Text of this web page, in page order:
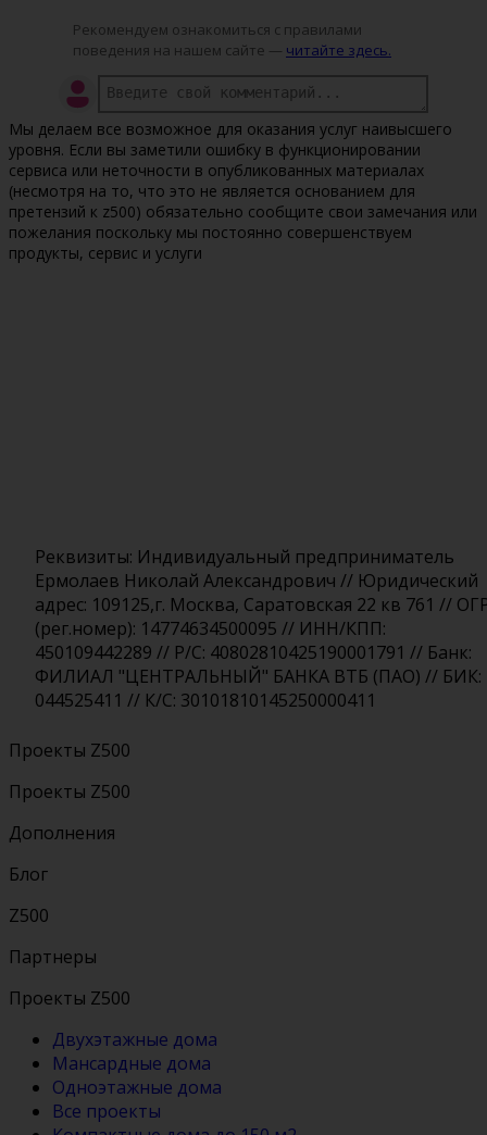
Рекомендуем ознакомиться с правилами
поведения на нашем сайте — читайте здесь.
Мы делаем все возможное для оказания услуг наивысшего
уровня. Если вы заметили ошибку в функционировании
сервиса или неточности в опубликованных материалах
(несмотря на то, что это не является основанием для
претензий к z500) обязательно сообщите свои замечания или
пожелания поскольку мы постоянно совершенствуем
продукты, сервис и услуги
Реквизиты: Индивидуальный предприниматель
Ермолаев Николай Александрович // Юридический
адрес: 109125,г. Москва, Саратовская 22 кв 761 //
(рег.номер): 14774634500095 // ИНН/КПП:
450109442289 // Р/С: 40802810425190001791 // Банк:
ФИЛИАЛ "ЦЕНТРАЛЬНЫЙ" БАНКА ВТБ (ПАО) // БИК:
044525411 // К/С: 30101810145250000411
Проекты Z500
Проекты Z500
Дополнения
Блог
Z500
Партнеры
Проекты Z500
Двухэтажные дома
Мансардные дома
Одноэтажные дома
Все проекты